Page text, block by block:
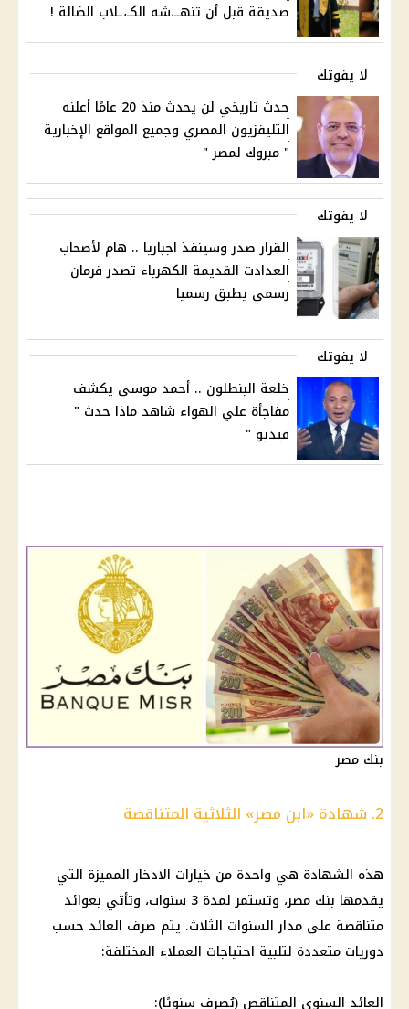
صديقة قبل أن تنهــ،شه الكـ،ـلاب الضالة !
لا يفوتك
حدث تاريخي لن يحدث منذ 20 عامًا أعلنه
التليفزيون المصري وجميع المواقع الإخبارية
" مبروك لمصر "
لا يفوتك
القرار صدر وسينفذ اجباريا .. هام لأصحاب
العدادت القديمة الكهرباء تصدر فرمان
رسمي يطبق رسميا
لا يفوتك
خلعة البنطلون .. أحمد موسي يكشف
مفاجأة علي الهواء شاهد ماذا حدث "
فيديو "
بنك مصر
2. شهادة «ابن مصر» الثلاثية المتناقصة
هذه الشهادة هي واحدة من خيارات الادخارالمميزة التي
يقدمها بنك مصر
، وتستمر لمدة 3 سنوات، وتأتي بعوائد
متناقصة على مدار السنوات الثلاث. يتم صرف العائد حسب
دوريات متعددة لتلبية احتياجات العملاء المختلفة:
العائد السنوي المتناقص (يُصرف سنويًا):